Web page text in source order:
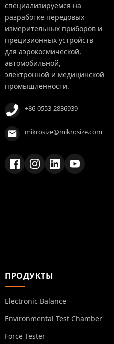
специализируемся на
разработке передовых
измерительных приборов и
прецизионных устройств
для аэрокосмической,
автомобильной,
электронной и медицинской
промышленности.
+86-0553-2836939
mikrosize@mikrosize.com
ПРОДУКТЫ
Electronic Balance
Environmental Test Chamber
Force Tester